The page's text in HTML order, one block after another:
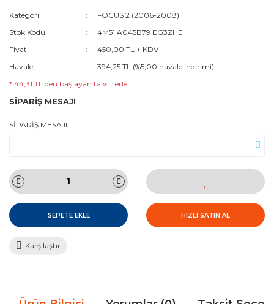
Kategori
FOCUS 2 (2006-2008)
Stok Kodu
4M51 A045B79 EG3ZHE
Fiyat
450,00 TL + KDV
Havale
394,25 TL (%5,00 havale indirimi)
* 44,31 TL den başlayan taksitlerle!
SİPARİŞ MESAJI
SİPARİŞ MESAJI
SEPETE EKLE HIZLI SATIN AL
Karşılaştır